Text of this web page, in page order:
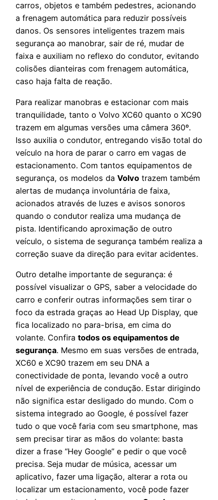
carros, objetos e também pedestres, acionando
a frenagem automática para reduzir possíveis
danos. Os sensores inteligentes trazem mais
segurança ao manobrar, sair de ré, mudar de
faixa e auxiliam no reflexo do condutor, evitando
colisões dianteiras com frenagem automática,
caso haja falta de reação.
Para realizar manobras e estacionar com mais
tranquilidade, tanto o Volvo XC60 quanto o XC90
trazem em algumas versões uma câmera 360º.
Isso auxilia o condutor, entregando visão total do
veículo na hora de parar o carro em vagas de
estacionamento. Com tantos equipamentos de
segurança, os modelos da Volvo trazem também
alertas de mudança involuntária de faixa,
acionados através de luzes e avisos sonoros
quando o condutor realiza uma mudança de
pista. Identificando aproximação de outro
veículo, o sistema de segurança também realiza a
correção suave da direção para evitar acidentes.
Outro detalhe importante de segurança: é
possível visualizar o GPS, saber a velocidade do
carro e conferir outras informações sem tirar o
foco da estrada graças ao Head Up Display, que
fica localizado no para-brisa, em cima do
volante. Confira todos os equipamentos de
segurança. Mesmo em suas versões de entrada,
XC60 e XC90 trazem em seu DNA a
conectividade de ponta, levando você a outro
nível de experiência de condução. Estar dirigindo
não significa estar desligado do mundo. Com o
sistema integrado ao Google, é possível fazer
tudo o que você faria com seu smartphone, mas
sem precisar tirar as mãos do volante: basta
dizer a frase “Hey Google” e pedir o que você
precisa. Seja mudar de música, acessar um
aplicativo, fazer uma ligação, alterar a rota ou
localizar um estacionamento, você pode fazer